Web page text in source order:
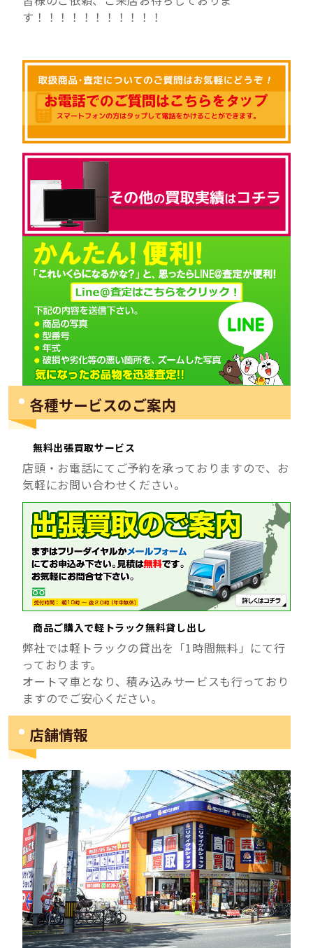
す！！！！！！！！！！！
各種サービスのご案内
無料出張買取サービス
店頭・お電話にてご予約を承っておりますので、お
気軽にお問い合わせください。
商品ご購入で軽トラック無料貸し出し
弊社では軽トラックの貸出を「1時間無料」にて行
っております。
オートマ車となり、積み込みサービスも行っており
ますのでご安心ください。
店舗情報